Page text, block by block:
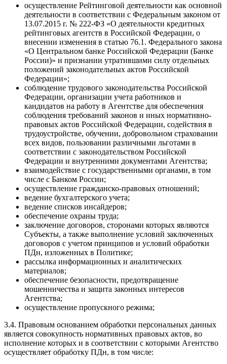
осуществление Рейтинговой деятельности как основной
деятельности в соответствии с Федеральным законом от
13.07.2015 г. № 222-ФЗ «О деятельности кредитных
рейтинговых агентств в Российской Федерации, о
внесении изменения в статью 76.1. Федерального закона
«О Центральном банке Российской Федерации (Банке
России)» и признании утратившими силу отдельных
положений законодательных актов Российской
Федерации»;
соблюдение трудового законодательства Российской
Федерации, организации учета работников и
кандидатов на работу в Агентстве для обеспечения
соблюдения требований законов и иных нормативно-
правовых актов Российской Федерации, содействия в
трудоустройстве, обучении, добровольном страховании
всех видов, пользовании различными льготами в
соответствии с законодательством Российской
Федерации и внутренними документами Агентства;
взаимодействие с государственными органами, в том
числе с Банком России;
осуществление гражданско-правовых отношений;
ведение бухгалтерского учета;
ведение списков инсайдеров;
обеспечение охраны труда;
заключение договоров, сторонами которых являются
Субъекты, а также выполнение условий заключенных
договоров с учетом принципов и условий обработки
ПДн, изложенных в Политике;
рассылка информационных и аналитических
материалов;
обеспечение безопасности, предотвращение
мошенничества и защита законных интересов
Агентства;
осуществление пропускного режима;
3.4. Правовым основанием обработки персональных данных
является совокупность нормативных правовых актов, во
исполнение которых и в соответствии с которыми Агентство
осуществляет обработку ПДн, в том числе: